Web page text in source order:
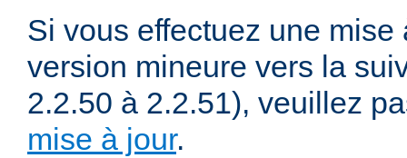
Si vous effectuez une
version mineure vers la
2.2.50 à 2.2.51), veuillez
mise à jour.